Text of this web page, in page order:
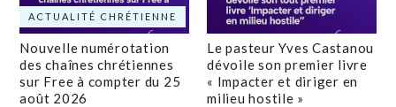
ACTUALITÉ CHRÉTIENNE
Nouvelle numérotation
des chaînes chrétiennes
sur Free à compter du 25
août 2026
Le pasteur Yves Castanou
dévoile son premier livre
« Impacter et diriger en
milieu hostile »